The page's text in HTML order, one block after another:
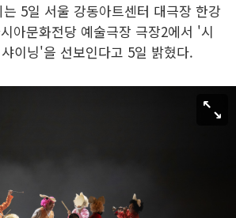
5일 서울 강동아트센터 대극장 한강
아문화전당 예술극장 극장2에서 '시
이닝'을 선보인다고 5일 밝혔다.